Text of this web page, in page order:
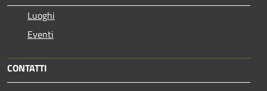
Luoghi
Eventi
CONTATTI